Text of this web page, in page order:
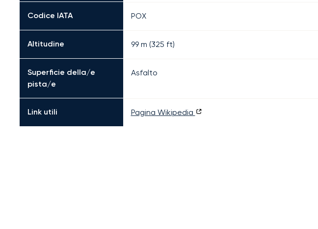
Codice IATA POX
Altitudine 99 m (325 ft)
Superficie della/e
pista/e
Asfalto
Link utili Pagina Wikipedia